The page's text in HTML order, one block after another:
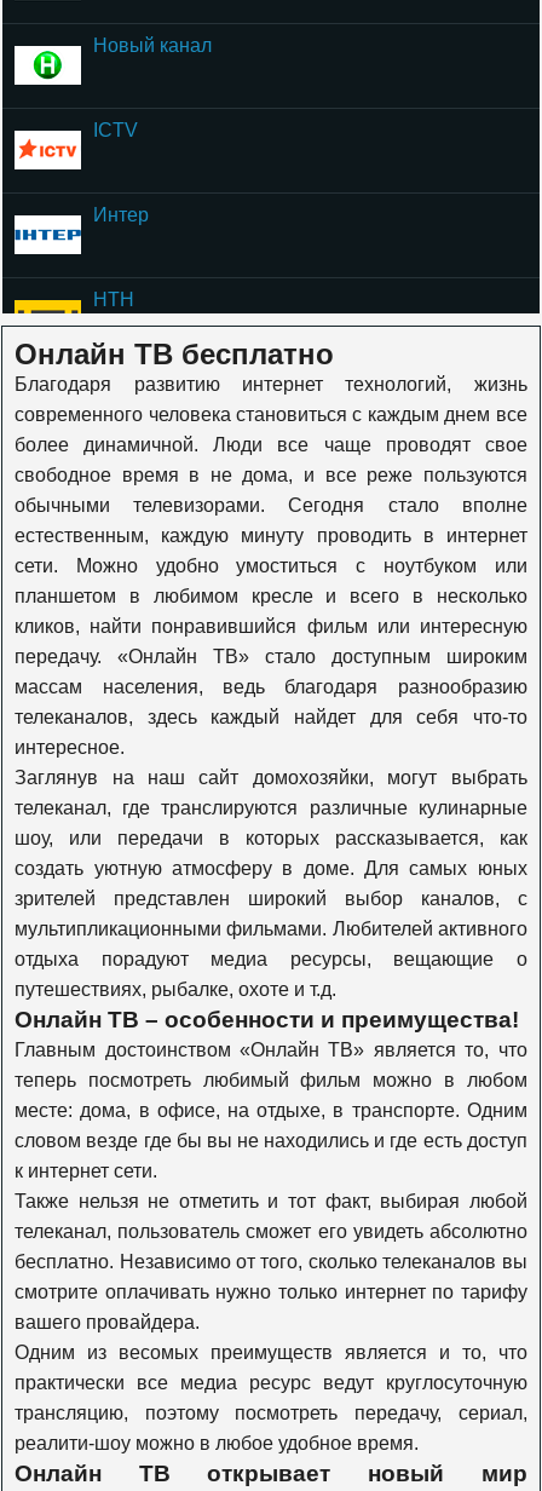
Новый канал
ICTV
Интер
НТН
ОЦЕ
К1
Viasat Explore
Viasat Nature
Viasat History
Travel+adventure
Travel Channel
History
Наука 2.0
Т24
Оружие
Живая планета
Онлайн ТВ бесплатно
Благодаря развитию интернет технологий, жизнь
современного человека становиться с каждым днем все
более динамичной. Люди все чаще проводят свое
свободное время в не дома, и все реже пользуются
обычными телевизорами. Сегодня стало вполне
естественным, каждую минуту проводить в интернет
сети. Можно удобно умоститься с ноутбуком или
планшетом в любимом кресле и всего в несколько
кликов, найти понравившийся фильм или интересную
передачу. «Онлайн ТВ» стало доступным широким
массам населения, ведь благодаря разнообразию
телеканалов, здесь каждый найдет для себя что-то
интересное.
Заглянув на наш сайт домохозяйки, могут выбрать
телеканал, где транслируются различные кулинарные
шоу, или передачи в которых рассказывается, как
создать уютную атмосферу в доме. Для самых юных
зрителей представлен широкий выбор каналов, с
мультипликационными фильмами. Любителей активного
отдыха порадуют медиа ресурсы, вещающие о
путешествиях, рыбалке, охоте и т.д.
Онлайн ТВ – особенности и преимущества!
Главным достоинством «Онлайн ТВ» является то, что
теперь посмотреть любимый фильм можно в любом
месте: дома, в офисе, на отдыхе, в транспорте. Одним
словом везде где бы вы не находились и где есть доступ
к интернет сети.
Также нельзя не отметить и тот факт, выбирая любой
телеканал, пользователь сможет его увидеть абсолютно
бесплатно. Независимо от того, сколько телеканалов вы
смотрите оплачивать нужно только интернет по тарифу
вашего провайдера.
Одним из весомых преимуществ является и то, что
практически все медиа ресурс ведут круглосуточную
трансляцию, поэтому посмотреть передачу, сериал,
реалити-шоу можно в любое удобное время.
Онлайн ТВ открывает новый мир